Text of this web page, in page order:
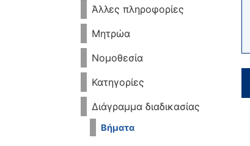
Άλλες πληροφορίες
Μητρώα
Νομοθεσία
Κατηγορίες
Διάγραμμα διαδικασίας
Βήματα